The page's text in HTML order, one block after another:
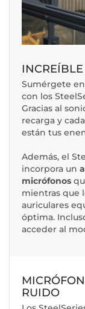
Sumérgete
con los
Gracias al
recarga y
están tus
Además, el
incorpora un
micrófonos
mientras que
auriculares
óptima.
acceder al
RUIDO